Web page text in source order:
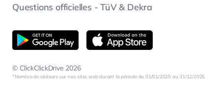
© ClickClickDrive 2026
Nombre de visiteurs sur nos sites web durant la période du 01/01/2025 au 31/12/2025
Questions officielles - TüV & Dekra